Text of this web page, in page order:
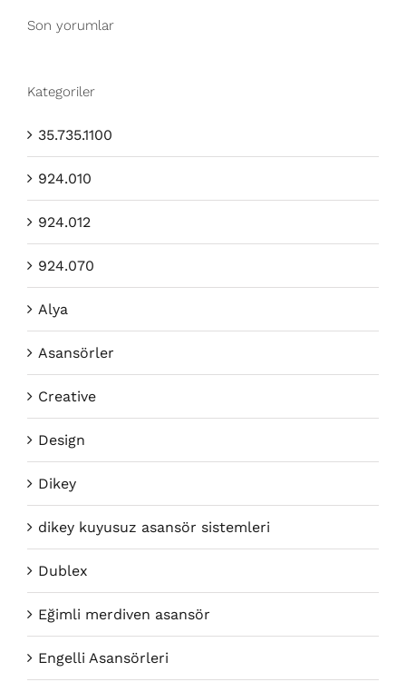
Son yorumlar
Kategoriler
35.735.1100
924.010
924.012
924.070
Alya
Asansörler
Creative
Design
Dikey
dikey kuyusuz asansör sistemleri
Dublex
Eğimli merdiven asansör
Engelli Asansörleri